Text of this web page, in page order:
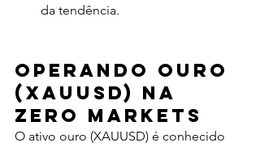
da tendência.
Operando Ouro
(XAUUSD) na
Zero Markets
O ativo ouro (XAUUSD) é conhecido